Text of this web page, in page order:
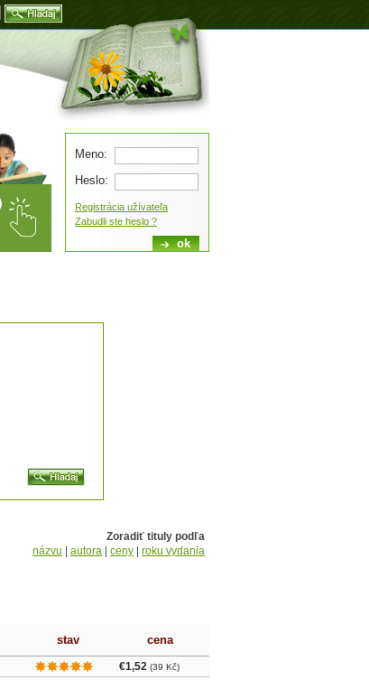
Zoradiť tituly podľa
názvu
autora ceny roku vydania
stav cena
€1,52 (39 Kč)
Meno:
Heslo:
Registrácia užívateľa
Zabudli ste heslo ?